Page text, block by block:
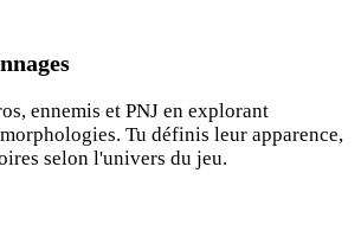
ennemis et PNJ en explorant
Tu définis leur apparence,
selon l'univers du jeu.